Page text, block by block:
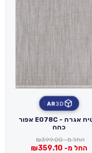
3D
AR
שטיח אגרה - E078C אפור
כהה
החל מ- ₪399.00
החל מ- ₪359.10